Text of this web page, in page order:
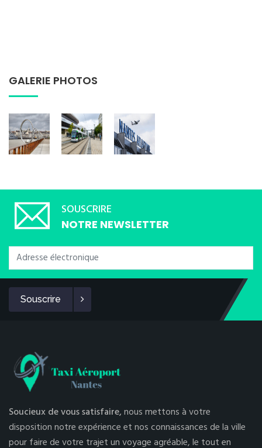
GALERIE PHOTOS
SOUSCRIRE
NOTRE NEWSLETTER
Souscrire
Soucieux de vous satisfaire,nous mettons à votre
disposition notre expérience et nos connaissances de la ville
pour faire de votre trajet un voyage agréable, le tout en